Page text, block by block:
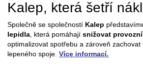
Kalep, která šetří
Společně se společností Kalep
lepidla , která pomáhají snižovat
optimalizovat spotřebu a zároveň zachovat
lepeného spoje. Více informací.